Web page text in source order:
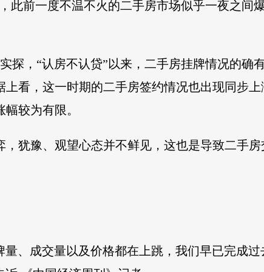
此前一度不温不火的二手房市场似乎一夜之间
探，“认房不认贷”以来，二手房挂牌情况的确
看，这一时期的二手房签约情况也出现同步
较为有限。
犹豫、观望心态并不鲜见，这也是导致二手
、成交量以及价格都在上跳，我们早已完成过